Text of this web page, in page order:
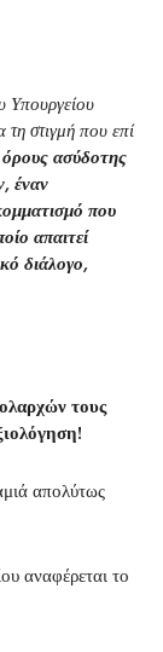
Υπουργείου
στιγμή που επί
ασύδοτης
έναν
που
απαιτεί
διάλογο,
τους
απολύτως
αναφέρεται το